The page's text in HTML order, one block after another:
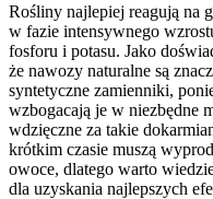
Rośliny najlepiej reagują na
w fazie intensywnego
fosforu i potasu. Jako
że nawozy naturalne są
syntetyczne zamienniki,
wzbogacają je w niezbędne
wdzięczne za takie
krótkim czasie muszą
owoce, dlatego warto
dla uzyskania najlepszych